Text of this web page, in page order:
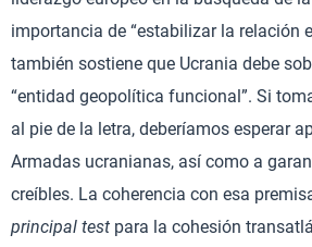
importancia de “estabilizar la relación
también sostiene que Ucrania debe
“entidad geopolítica funcional”. Si
al pie de la letra, deberíamos esperar
Armadas ucranianas, así como a
creíbles. La coherencia con esa
principal test para la cohesión